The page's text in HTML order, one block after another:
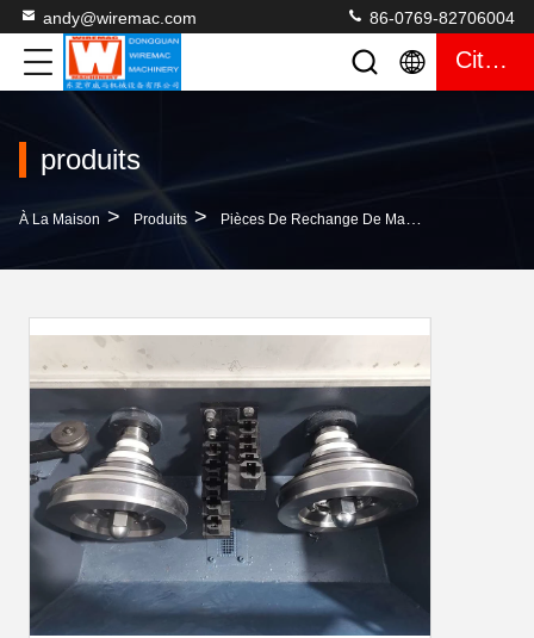
andy@wiremac.com 86-0769-82706004
Citation
produits
À La Maison > Produits > Pièces De Rechange De Machine De Tréfilage